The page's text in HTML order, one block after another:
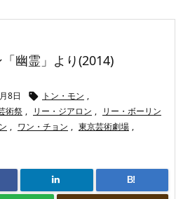
幽霊」より(2014)
8日  トン・モン ,
術祭 , リー・ジアロン , リー・ボーリン
, ワン・チョン , 東京芸術劇場 ,
B!